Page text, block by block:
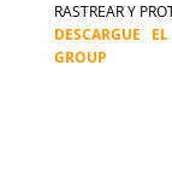
RASTREAR Y
DESCARGUE
GROUP